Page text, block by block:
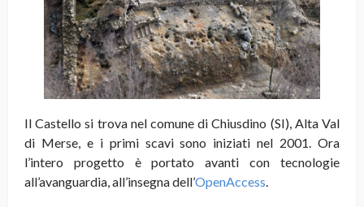
Il Castello si trova nel comune di Chiusdino (SI), Alta Val
di Merse, e i primi scavi sono iniziati nel 2001. Ora
l’intero progetto è portato avanti con tecnologie
all’avanguardia, all’insegna dell’OpenAccess.